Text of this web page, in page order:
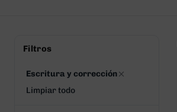
Filtros
Escritura y corrección
Limpiar todo